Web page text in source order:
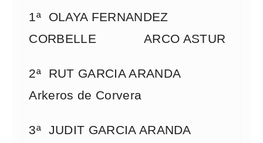
1ª OLAYA FERNANDEZ
CORBELLE ARCO ASTUR
2ª RUT GARCIA ARANDA
Arkeros de Corvera
3ª JUDIT GARCIA ARANDA